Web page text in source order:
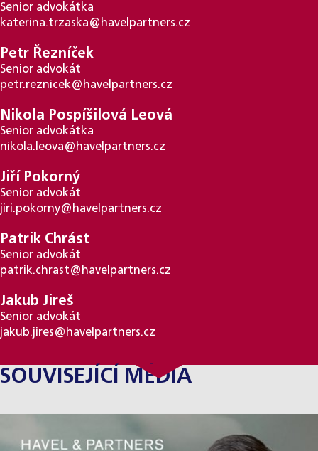
Senior advokátka
katerina.trzaska@havelpartners.cz
Petr Řezníček
Senior advokát
petr.reznicek@havelpartners.cz
Nikola Pospíšilová Leová
Senior advokátka
nikola.leova@havelpartners.cz
Jiří Pokorný
Senior advokát
jiri.pokorny@havelpartners.cz
Patrik Chrást
Senior advokát
patrik.chrast@havelpartners.cz
Jakub Jireš
Senior advokát
jakub.jires@havelpartners.cz
SOUVISEJÍCÍ MÉDIA